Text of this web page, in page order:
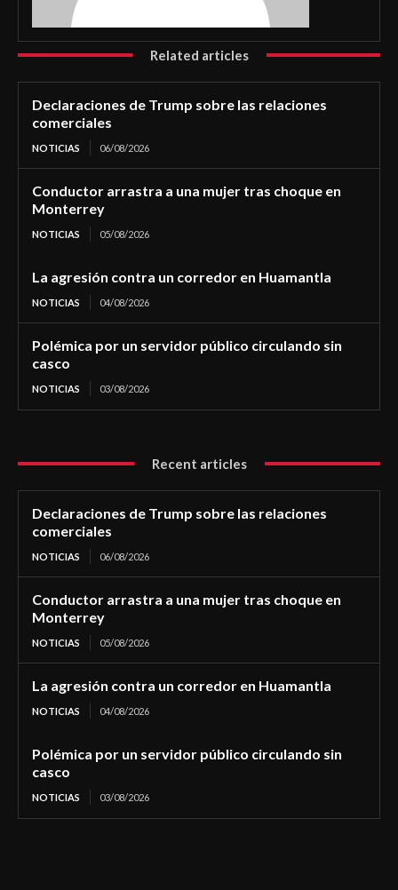
Related articles
Declaraciones de Trump sobre las relaciones
comerciales
NOTICIAS 06/08/2026
Conductor arrastra a una mujer tras choque en
Monterrey
NOTICIAS 05/08/2026
La agresión contra un corredor en Huamantla
NOTICIAS 04/08/2026
Polémica por un servidor público circulando sin
casco
NOTICIAS 03/08/2026
Recent articles
Declaraciones de Trump sobre las relaciones
comerciales
NOTICIAS 06/08/2026
Conductor arrastra a una mujer tras choque en
Monterrey
NOTICIAS 05/08/2026
La agresión contra un corredor en Huamantla
NOTICIAS 04/08/2026
Polémica por un servidor público circulando sin
casco
NOTICIAS 03/08/2026